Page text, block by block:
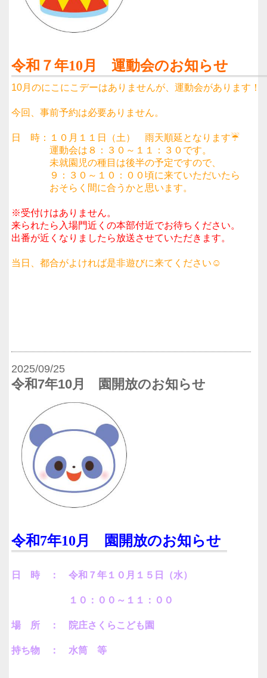
令和７年10月 運動会のお知らせ
10月のにこにこデーはありませんが、運動会があります！
今回、事前予約は必要ありません。
日 時：１０月１１日（土） 雨天順延となります☔
運動会は８：３０～１１：３０です。
未就園児の種目は後半の予定ですので、
９：３０～１０：００頃に来ていただいたら
おそらく間に合うかと思います。
※受付けはありません。
来られたら入場門近くの本部付近でお待ちください。
出番が近くなりましたら放送させていただきます。
当日、都合がよければ是非遊びに来てください☺
2025/09/25
令和7年10月 園開放のお知らせ
令和7年10月 園開放のお知らせ
日 時 ： 令和７年１０月１５日（水）
１０：００～１１：００
場 所 ： 院庄さくらこども園
持ち物 ： 水筒 等